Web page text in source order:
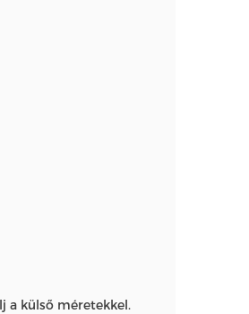
a külső méretekkel.